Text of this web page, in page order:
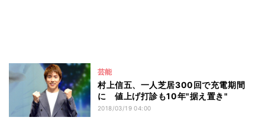
芸能
村上信五、一人芝居300回で充電期間
に 値上げ打診も10年"据え置き"
2018/03/19 04:00